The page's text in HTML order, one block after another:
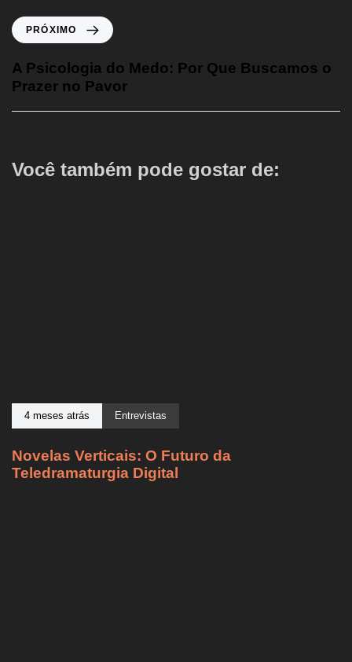
PRÓXIMO
A Psicologia do Medo: Por Que Buscamos o
Prazer no Pavor
Você também pode gostar de:
4 meses atrás Entrevistas
Novelas Verticais: O Futuro da
Teledramaturgia Digital